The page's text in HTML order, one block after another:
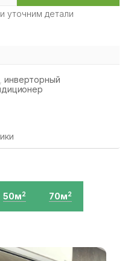
уточним детали
,инверторный
50м2 70м2